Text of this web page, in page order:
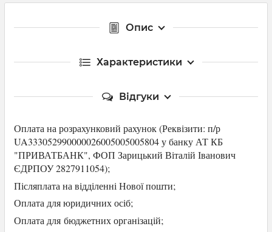
Опис
Характеристики
Відгуки
Оплата на розрахунковий рахунок (Реквізити: п/р
UA333052990000026005005005804 у банку АТ КБ
"ПРИВАТБАНК", ФОП Зарицький Віталій Іванович
ЄДРПОУ 2827911054);
Післяплата на відділенні Нової пошти;
Оплата для юридичних осіб;
Оплата для бюджетних організацій;